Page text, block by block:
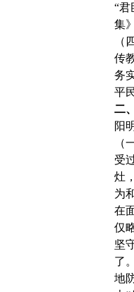
“
集
（
传
务
平
二
阳
（
受
灶
为
在
仅
坚
了
地